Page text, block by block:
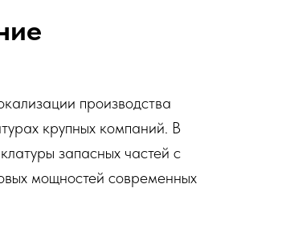
производства
крупных компаний. В
запасных частей с
мощностей современных